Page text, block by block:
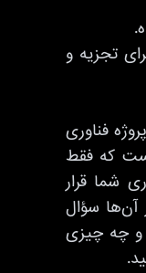
تجزیه و
فناوری
که فقط
شما قرار
آن‌ها سؤال
و چه چیزی